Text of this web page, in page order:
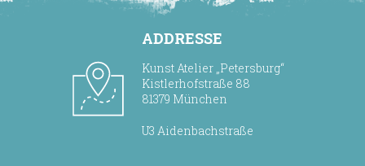
ADDRESSE
Kunst Atelier „Petersburg“
Kistlerhofstraße 88
81379 München
U3 Aidenbachstraße